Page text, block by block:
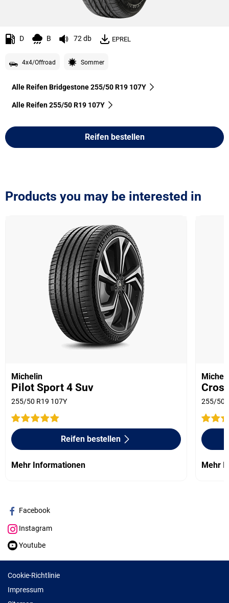
D B 72 db EPREL
4x4/Offroad Sommer
Alle Reifen Bridgestone 255/50 R19 107Y
Alle Reifen‎ 255/50 R19 107Y
Reifen bestellen
Products you may be interested in
Michelin
Pilot Sport 4 Suv
255/50 R19 107Y
Reifen bestellen
Mehr Informationen
255/50
Mehr
Facebook
Instagram
Youtube
Cookie-Richtlinie
Impressum